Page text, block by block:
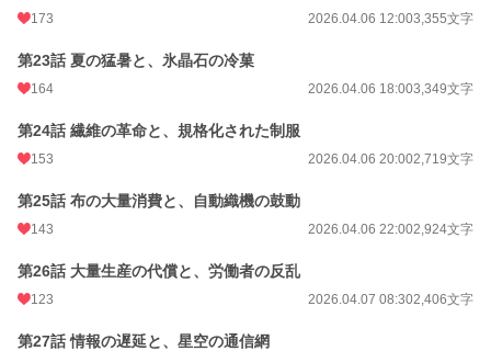
173 2026.04.06 12:003,355文字
第23話 夏の猛暑と、氷晶石の冷菓
164 2026.04.06 18:003,349文字
第24話 繊維の革命と、規格化された制服
153 2026.04.06 20:002,719文字
第25話 布の大量消費と、自動織機の鼓動
143 2026.04.06 22:002,924文字
第26話 大量生産の代償と、労働者の反乱
123 2026.04.07 08:302,406文字
第27話 情報の遅延と、星空の通信網